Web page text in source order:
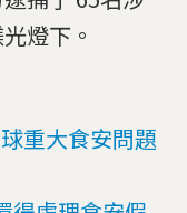
燈下。
重大食安問題